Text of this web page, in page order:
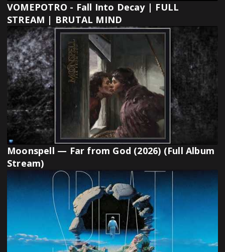
VOMEPOTRO - Fall Into Decay | FULL
STREAM | BRUTAL MIND
Moonspell — Far from God (2026) (Full Album
Stream)